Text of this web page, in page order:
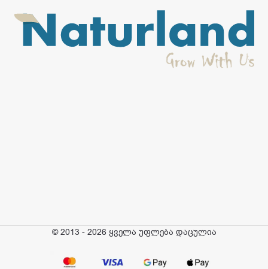
© 2013 - 2026 ყველა უფლება დაცულია